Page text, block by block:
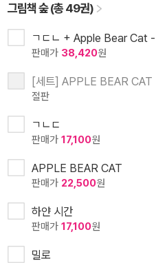
그림책 숲 (총 49권)
ㄱㄷㄴ + Apple Bear Cat
판매가 38,420원
[세트] APPLE BEAR CAT
절판
ㄱㄴㄷ
판매가 17,100원
APPLE BEAR CAT
판매가 22,500원
하얀 시간
판매가 17,100원
밀로